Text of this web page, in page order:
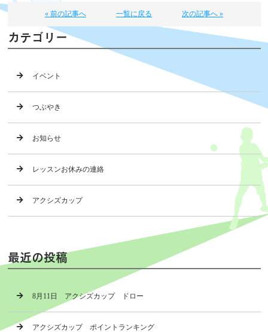
« 前の記事へ 一覧に戻る 次の記事へ »
カテゴリー
イベント
つぶやき
お知らせ
レッスンお休みの連絡
アクシズカップ
最近の投稿
8月11日 アクシズカップ ドロー
アクシズカップ ポイントランキング